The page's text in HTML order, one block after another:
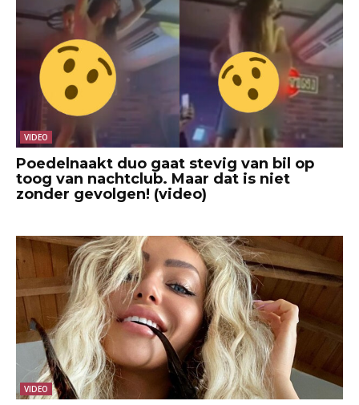
VIDEO
Poedelnaakt duo gaat stevig van bil op
toog van nachtclub. Maar dat is niet
zonder gevolgen! (video)
VIDEO